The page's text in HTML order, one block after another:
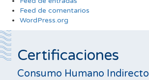
Feed de comentarios
WordPress.org
Certificaciones
Consumo Humano Indirecto